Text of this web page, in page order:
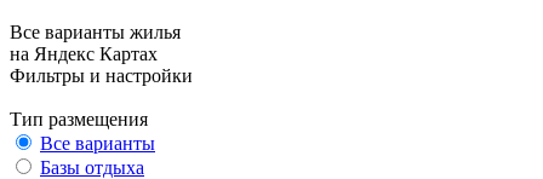
Все варианты жилья
на Яндекс Картах
Фильтры и настройки
Тип размещения
Все варианты
Базы отдыха